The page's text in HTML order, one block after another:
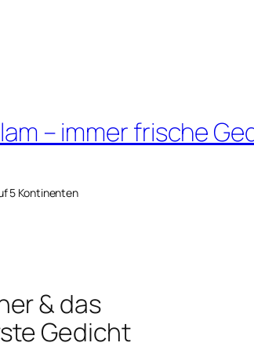
– immer frische
5 Kontinenten
& das
Gedicht